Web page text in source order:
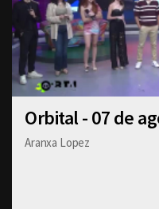
Orbital - 07 de
Aranxa Lopez